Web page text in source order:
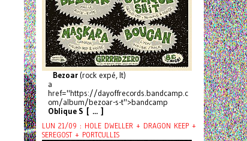
Bezoar (rock expé, It)
a
href="https://dayoffrecords.bandcamp.c
om/album/bezoar-s-t">bandcamp
Oblique S [ ... ]
LUN 21/09 : HOLE DWELLER + DRAGON KEEP +
SEREGOST + PORTCULLIS